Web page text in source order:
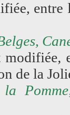
entre
modifiée,
de la